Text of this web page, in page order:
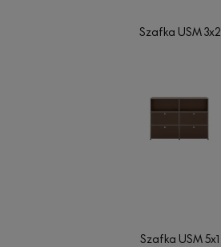
Szafka USM 3x2
Szafka USM 5x1